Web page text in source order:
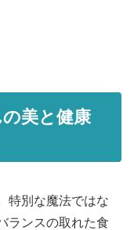
美と健康
特別な魔法ではな
ランスの取れた食